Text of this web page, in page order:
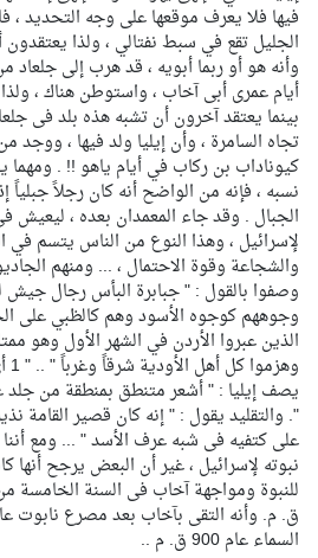
فيها فلا يعرف موقعها على وجه التحديد ،
الجليل تقع في سبط نفتالي ، ولذا
وأنه هو أو ربما أبويه ، قد هرب إلى جلعاد
أيام عمرى أبى آخاب ، واستوطن هناك ،
بينما يعتقد آخرون أن تشبه هذه بلد فى
تجاه السامرة ، وأن إيليا ولد فيها ، ووجد
كيوناداب بن ركاب في أيام ياهو !! .
نسبه ، فإنه من الواضح أنه كان رجلاً جبلياً
الجبال . وقد جاء المعمدان بعده ، ليعيش
لإسرائيل ، وهذا النوع من الناس يتسم في
والشجاعة وقوة الاحتمال ، ... ومنهم
وصفوا بالقول : " جبابرة البأس رجال
وجوههم كوجوه الأسود وهم كالظبي على
الذين عبروا الأردن في الشهر الأول وهو
". والتقليد يقول : " إنه كان قصير القامة
على كتفيه فى شبه عرف الأسد " ... ومع
نبوته لإسرائيل ، غير أن البعض يرجح أنها
السماء عام 900 ق. م ..